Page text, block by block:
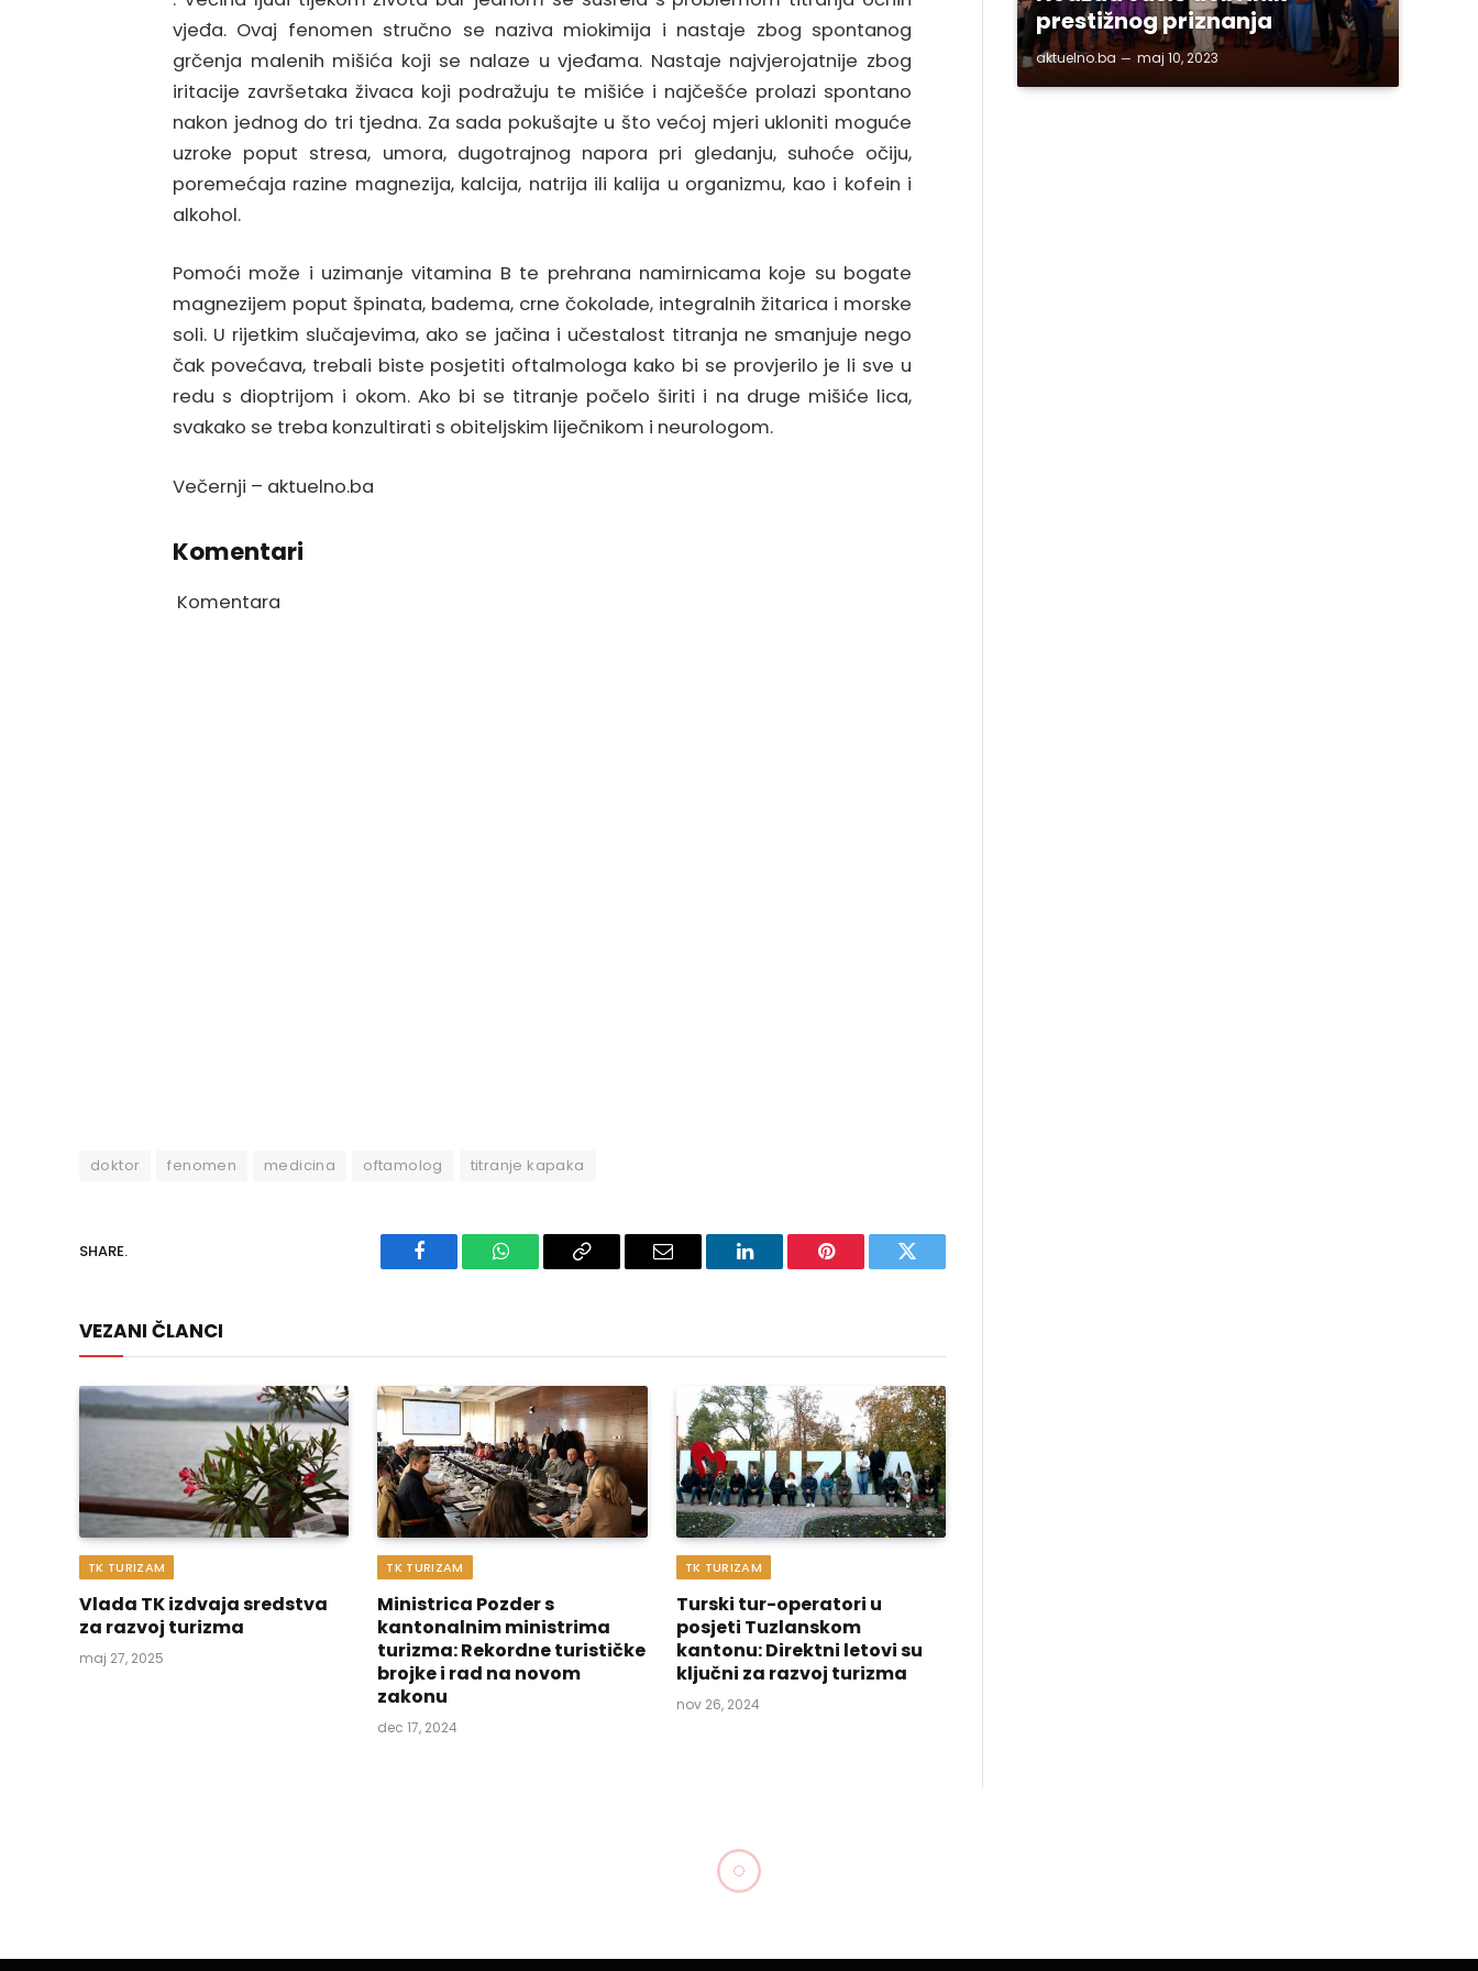
vjeđa. Ovaj fenomen stručno se naziva miokimija i nastaje zbog spontanog
grčenja malenih mišića koji se nalaze u vjeđama. Nastaje najvjerojatnije zbog
iritacije završetaka živaca koji podražuju te mišiće i najčešće prolazi spontano
nakon jednog do tri tjedna. Za sada pokušajte u što većoj mjeri ukloniti moguće
uzroke poput stresa, umora, dugotrajnog napora pri gledanju, suhoće očiju,
poremećaja razine magnezija, kalcija, natrija ili kalija u organizmu, kao i kofein i
alkohol.
Pomoći može i uzimanje vitamina B te prehrana namirnicama koje su bogate
magnezijem poput špinata, badema, crne čokolade, integralnih žitarica i morske
soli. U rijetkim slučajevima, ako se jačina i učestalost titranja ne smanjuje nego
čak povećava, trebali biste posjetiti oftalmologa kako bi se provjerilo je li sve u
redu s dioptrijom i okom. Ako bi se titranje počelo širiti i na druge mišiće lica,
svakako se treba konzultirati s obiteljskim liječnikom i neurologom.
Večernji – aktuelno.ba
Komentari
Komentara
doktor fenomen medicina oftamolog titranje kapaka
SHARE.
Facebook WhatsAppCopy
Email LinkedIn Pinterest Twitter
VEZANI ČLANCI
TK TURIZAM
Vlada TK izdvaja sredstva
za razvoj turizma
maj 27, 2025
TK TURIZAM
Ministrica Pozder s
kantonalnim ministrima
turizma: Rekordne turističke
brojke i rad na novom
zakonu
dec 17, 2024
TK TURIZAM
Turski tur-operatori u
posjeti Tuzlanskom
kantonu: Direktni letovi su
ključni za razvoj turizma
nov 26, 2024
prestižnog priznanja
aktuelno.ba maj 10, 2023